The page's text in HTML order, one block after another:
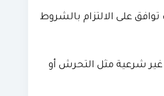
على الالتزام بالشروط
شرعية مثل التحرش أو